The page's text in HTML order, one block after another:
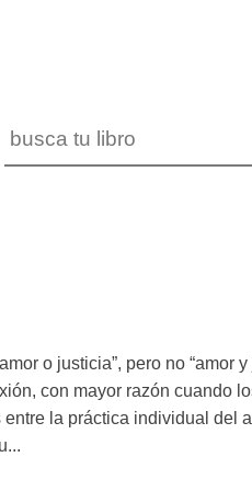
o justicia”, pero no “amor
con mayor razón cuando
la práctica individual del